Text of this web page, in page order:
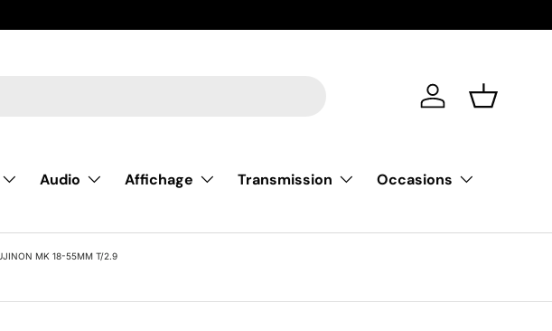
Se connecter
Liste de
Audio Affichage Transmission
Occasions
MK 18-55MM T/2.9